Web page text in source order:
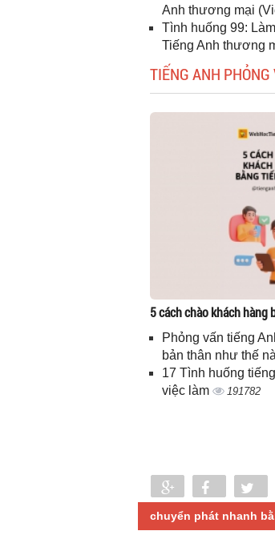
Anh thương mại
Tình huống 99:
Tiếng Anh thương
TIẾNG ANH
5 cách chào khách hàng
Phỏng vấn tiếng
bản thân như thế
17 Tình huống
việc làm
191782
Share Share
chuyển phát nhanh